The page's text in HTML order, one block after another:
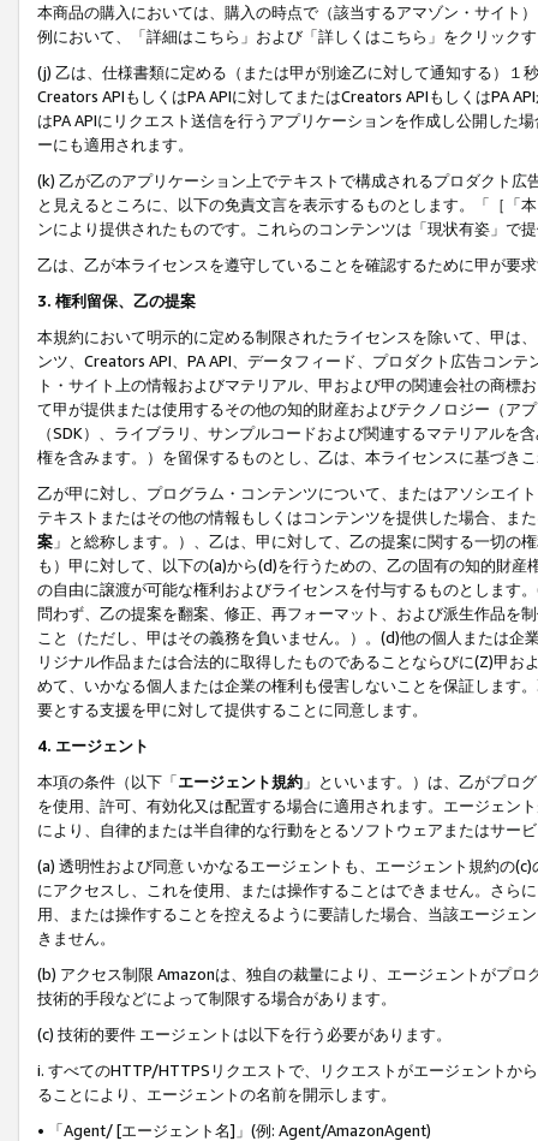
本商品の購入においては、購入の時点で（該当するアマゾン・サイト
例において、「詳細はこちら」および「詳しくはこちら」をクリック
(j) 乙は、仕様書類に定める（または甲が別途乙に対して通知する）
Creators APIもしくはPA APIに対してまたはCreators APIもしくはPA
はPA APIにリクエスト送信を行うアプリケーションを作成し公開した
ーにも適用されます。
(k) 乙が乙のアプリケーション上でテキストで構成されるプロダクト
と見えるところに、以下の免責文言を表示するものとします。「［「
ンにより提供されたものです。これらのコンテンツは「現状有姿」で
乙は、乙が本ライセンスを遵守していることを確認するために甲が要
3. 権利留保、乙の提案
本規約において明示的に定める制限されたライセンスを除いて、甲は
ンツ、Creators API、PA API、データフィード、プロダクト広告コン
ト・サイト上の情報およびマテリアル、甲および甲の関連会社の商
て甲が提供または使用するその他の知的財産およびテクノロジー（ア
（SDK）、ライブラリ、サンプルコードおよび関連するマテリアル
権を含みます。）を留保するものとし、乙は、本ライセンスに基づき
乙が甲に対し、プログラム・コンテンツについて、またはアソシエイ
テキストまたはその他の情報もしくはコンテンツを提供した場合、ま
案 」と総称します。）、乙は、甲に対して、乙の提案に関する一切
も）甲に対して、以下の(a)から(d)を行うための、乙の固有の知的財
の自由に譲渡が可能な権利およびライセンスを付与するものとします
問わず、乙の提案を翻案、修正、再フォーマット、および派生作品を
こと（ただし、甲はその義務を負いません。）。(d)他の個人または
リジナル作品または合法的に取得したものであることならびに(Z)甲
めて、いかなる個人または企業の権利も侵害しないことを保証します
要とする支援を甲に対して提供することに同意します。
4. エージェント
本項の条件（以下「エージェント規約 」といいます。）は、乙がプロ
を使用、許可、有効化又は配置する場合に適用されます。エージェン
により、自律的または半自律的な行動をとるソフトウェアまたはサー
(a) 透明性および同意 いかなるエージェントも、エージェント規約の
にアクセスし、これを使用、または操作することはできません。さら
用、または操作することを控えるように要請した場合、当該エージェ
きません。
(b) アクセス制限 Amazonは、独自の裁量により、エージェントがプ
技術的手段などによって制限する場合があります。
(c) 技術的要件 エージェントは以下を行う必要があります。
i. すべてのHTTP/HTTPSリクエストで、リクエストがエージェントか
ることにより、エージェントの名前を開示します。
• 「Agent/ [エージェント名]」(例: Agent/AmazonAgent)